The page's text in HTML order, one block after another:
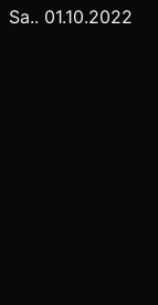
Sa.. 01.10.2022